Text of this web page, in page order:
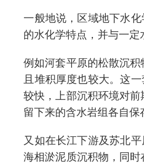
一般地说，区域地下水
的水化学特点，并与一定
例如河套平原的松散沉
且堆积厚度也较大。这
较快，上部沉积环境对
留下来的含水岩组各自保
又如在长江下游及苏北
海相淤泥质沉积物，同